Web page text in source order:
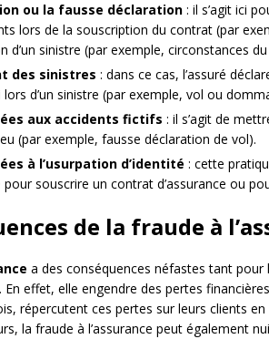
ou la fausse déclaration : il s’agit ici
lors de la souscription du contrat (par
d’un sinistre (par exemple, circonstances
des sinistres : dans ce cas, l’assuré
d’un sinistre (par exemple, vol ou
aux accidents fictifs : il s’agit de
(par exemple, fausse déclaration de vol).
à l’usurpation d’identité : cette
souscrire un contrat d’assurance ou
de la fraude à
a des conséquences néfastes tant pour
En effet, elle engendre des pertes
répercutent ces pertes sur leurs clients
la fraude à l’assurance peut également